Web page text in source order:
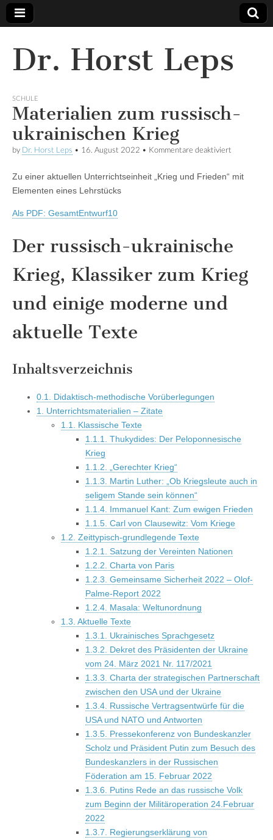
Dr. Horst Leps
SCHULE
Materialien zum russisch-
ukrainischen Krieg
by Dr. Horst Leps • 16. August 2022 • Kommentare deaktiviert
russisch-
Zu einer aktuellen Unterrichtseinheit „Krieg und Frieden“ mit
Elementen eines Lehrstücks
Als PDF: GesamtEntwurf10
Der russisch-ukrainische
Krieg, Klassiker zum Krieg
und einige moderne und
aktuelle Texte
Inhaltsverzeichnis
0.1. Didaktisch-methodische Vorüberlegungen
1. Unterrichtsmaterialien – Zitate
1.1. Klassische Texte
1.1.1. Thukydides: Der Peloponnesische
Krieg
1.1.2. „Gerechter Krieg“
1.1.3. Martin Luther: „Ob Kriegsleute auch in
seligem Stande sein können“
1.1.4. Immanuel Kant: Zum ewigen Frieden
1.1.5. Carl von Clausewitz: Vom Kriege
1.2. Zeittypisch-grundlegende Texte
1.2.1. Satzung der Vereinten Nationen
1.2.2. Charta von Paris
1.2.3. Gemeinsame Sicherheit 2022 – Olof-
Palme-Report 2022
1.2.4. Masala: Weltunordnung
1.3. Aktuelle Texte
1.3.1. Ukrainisches Sprachgesetz
1.3.2. Dekret des Präsidenten der Ukraine
vom 24. März 2021 Nr. 117/2021
1.3.3. Charta der strategischen Partnerschaft
zwischen den USA und der Ukraine
1.3.4. Russische Vertragsentwürfe für die
USA und NATO und Antworten
1.3.5. Pressekonferenz von Bundeskanzler
Scholz und Präsident Putin zum Besuch des
Bundeskanzlers in der Russischen
Föderation am 15. Februar 2022
1.3.6. Putins Rede an das russische Volk
zum Beginn der Militäroperation 24.Februar
2022
1.3.7. Regierungserklärung von